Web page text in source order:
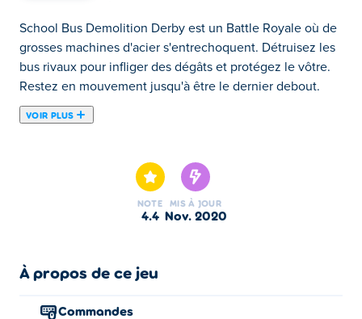
School Bus Demolition Derby est un Battle Royale où de
grosses machines d'acier s'entrechoquent. Détruisez les
bus rivaux pour infliger des dégâts et protégez le vôtre.
Restez en mouvement jusqu'à être le dernier debout.
VOIR PLUS
Voiture sélectionnés.
NOTE
4.4
MIS À JOUR
nov. 2020
À propos de ce jeu
Commandes